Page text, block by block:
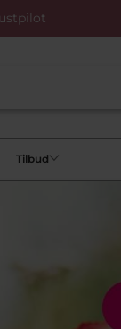
Tilbud